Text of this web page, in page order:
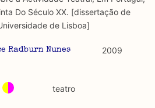
publicações mais relevantes
não foi possível ter acesso
de expressão. Trata-se de
dado que é
acto de fala.
: são combinadas ambas
realizada
Do Século XX. [dissertação de
de Lisboa]
Radburn Nunes
2009
teatro